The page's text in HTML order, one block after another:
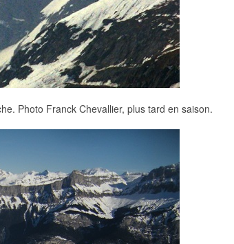
Photo Franck Chevallier, plus tard en saison.